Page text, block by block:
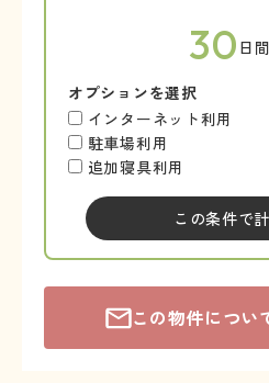
30 日
オプションを選択
インターネット利用
駐車場利用
追加寝具利用
この条件で
この物件につい